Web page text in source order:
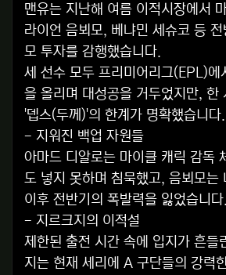
맨유는 지난해 여름 이적시장에서
라이언 음뵈모, 베냐민 세슈코 등
모 투자를 감행했습니다.
세 선수 모두 프리미어리그(EPL)에
을 올리며 대성공을 거두었지만, 한
'뎁스(두께)'의 한계가 명확했습니다.
- 지워진 백업 자원들
아마드 디알로는 마이클 캐릭 감독
도 넣지 못하며 침묵했고, 음뵈모는
이후 전반기의 폭발력을 잃었습니다.
- 지르크지의 이적설
제한된 출전 시간 속에 입지가 흔들
지는 현재 세리에 A 구단들의 강력